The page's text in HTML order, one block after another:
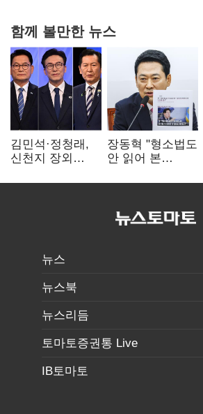
함께 볼만한 뉴스
김민석·정청래,
신천지 장외
"호남 계몽 규탄"
장동혁 "형소법도
안 읽어 본
속도로 무너질
뉴스
뉴스북
뉴스리듬
토마토증권통 Live
IB토마토